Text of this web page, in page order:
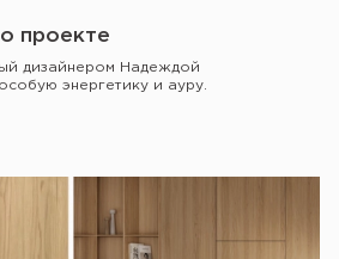
проекте
дизайнером Надеждой
энергетику и ауру.